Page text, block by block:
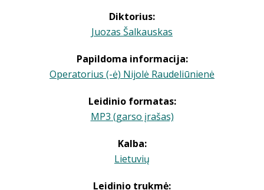
Diktorius:
Juozas Šalkauskas
Papildoma informacija:
Operatorius (-ė) Nijolė Raudeliūnienė
Leidinio formatas:
MP3 (garso įrašas)
Kalba:
Lietuvių
Leidinio trukmė: